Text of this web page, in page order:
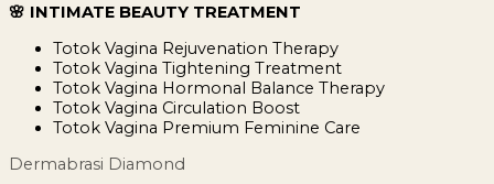
🌸 INTIMATE BEAUTY TREATMENT
Totok Vagina Rejuvenation Therapy
Totok Vagina Tightening Treatment
Totok Vagina Hormonal Balance Therapy
Totok Vagina Circulation Boost
Totok Vagina Premium Feminine Care
Dermabrasi Diamond